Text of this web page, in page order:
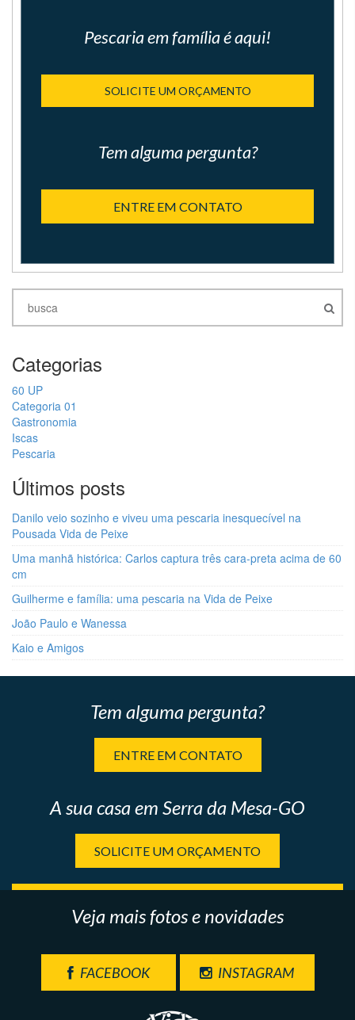
Pescaria em família é aqui!
SOLICITE UM ORÇAMENTO
Tem alguma pergunta?
ENTRE EM CONTATO
Categorias
60 UP
Categoria 01
Gastronomia
Iscas
Pescaria
Últimos posts
Danilo veio sozinho e viveu uma pescaria inesquecível na
Pousada Vida de Peixe
Uma manhã histórica: Carlos captura três cara-preta acima de 60
cm
Guilherme e família: uma pescaria na Vida de Peixe
João Paulo e Wanessa
Kaio e Amigos
Tem alguma pergunta?
ENTRE EM CONTATO
A sua casa em Serra da Mesa-GO
SOLICITE UM ORÇAMENTO
Veja mais fotos e novidades
FACEBOOK INSTAGRAM